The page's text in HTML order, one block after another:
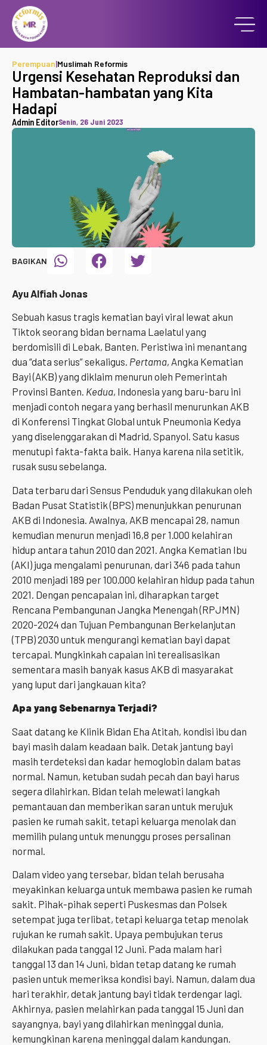
Perempuan|Muslimah Reformis
Urgensi Kesehatan Reproduksi dan
Hambatan-hambatan yang Kita
Hadapi
Admin EditorSenin, 26 Juni 2023
BAGIKAN
Ayu Alfiah Jonas
Sebuah kasus tragis kematian bayi viral lewat akun
Tiktok seorang bidan bernama Laelatul yang
berdomisili di Lebak, Banten. Peristiwa ini menantang
dua “data serius” sekaligus. Pertama, Angka Kematian
Bayi (AKB) yang diklaim menurun oleh Pemerintah
Provinsi Banten. Kedua, Indonesia yang baru-baru ini
menjadi contoh negara yang berhasil menurunkan AKB
di Konferensi Tingkat Global untuk Pneumonia Kedya
yang diselenggarakan di Madrid, Spanyol. Satu kasus
menutupi fakta-fakta baik. Hanya karena nila setitik,
rusak susu sebelanga.
Data terbaru dari Sensus Penduduk yang dilakukan oleh
Badan Pusat Statistik (BPS) menunjukkan penurunan
AKB di Indonesia. Awalnya, AKB mencapai 28, namun
kemudian menurun menjadi 16,8 per 1.000 kelahiran
hidup antara tahun 2010 dan 2021. Angka Kematian Ibu
(AKI) juga mengalami penurunan, dari 346 pada tahun
2010 menjadi 189 per 100.000 kelahiran hidup pada tahun
2021. Dengan pencapaian ini, diharapkan target
Rencana Pembangunan Jangka Menengah (RPJMN)
2020-2024 dan Tujuan Pembangunan Berkelanjutan
(TPB) 2030 untuk mengurangi kematian bayi dapat
tercapai. Mungkinkah capaian ini terealisasikan
sementara masih banyak kasus AKB di masyarakat
yang luput dari jangkauan kita?
Apa yang Sebenarnya Terjadi?
Saat datang ke Klinik Bidan Eha Atitah, kondisi ibu dan
bayi masih dalam keadaan baik. Detak jantung bayi
masih terdeteksi dan kadar hemoglobin dalam batas
normal. Namun, ketuban sudah pecah dan bayi harus
segera dilahirkan. Bidan telah melewati langkah
pemantauan dan memberikan saran untuk merujuk
pasien ke rumah sakit, tetapi keluarga menolak dan
memilih pulang untuk menunggu proses persalinan
normal.
Dalam video yang tersebar, bidan telah berusaha
meyakinkan keluarga untuk membawa pasien ke rumah
sakit. Pihak-pihak seperti Puskesmas dan Polsek
setempat juga terlibat, tetapi keluarga tetap menolak
rujukan ke rumah sakit. Upaya pembujukan terus
dilakukan pada tanggal 12 Juni. Pada malam hari
tanggal 13 dan 14 Juni, bidan tetap datang ke rumah
pasien untuk memeriksa kondisi bayi. Namun, dalam dua
hari terakhir, detak jantung bayi tidak terdengar lagi.
Akhirnya, pasien melahirkan pada tanggal 15 Juni dan
sayangnya, bayi yang dilahirkan meninggal dunia,
kemungkinan karena meninggal dalam kandungan.